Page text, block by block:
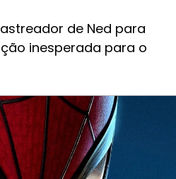
de Ned para
inesperada para o